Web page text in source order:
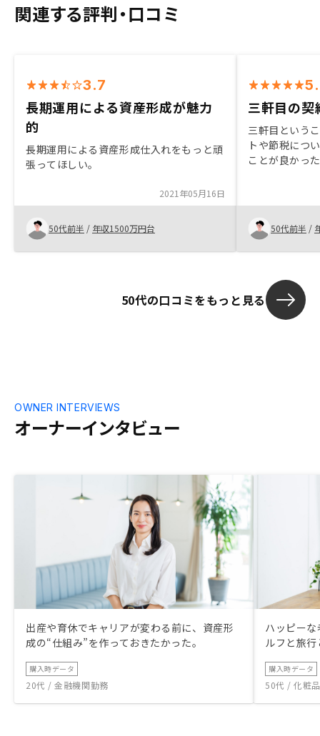
関連する評判・口コミ
3.7
長期運用による資産形成が魅力
的
長期運用による資産形成仕入れをもっと頑
張ってほしい。
2021年05月16日
50代前半 / 年収1500万円台
三軒目の契
三軒目という
トや節税につ
ことが良かっ
担当の古瀬さ
していて、普
いただき、大
却を想定した
です。
50代前半 /
50代の口コミをもっと見る
オーナーインタビュー
OWNER INTERVIEWS
出産や育休でキャリアが変わる前に、資産形
成の“仕組み”を作っておきたかった。
購入時データ
20代 / 金融機関勤務
ハッピー
ルフと旅
購入時データ
50代 / 化粧